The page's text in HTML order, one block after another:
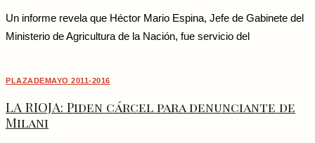
Un informe revela que Héctor Mario Espina, Jefe de Gabinete del
Ministerio de Agricultura de la Nación, fue servicio del
PLAZADEMAYO 2011-2016
LA RIOJA: Piden cárcel para denunciante de
Milani